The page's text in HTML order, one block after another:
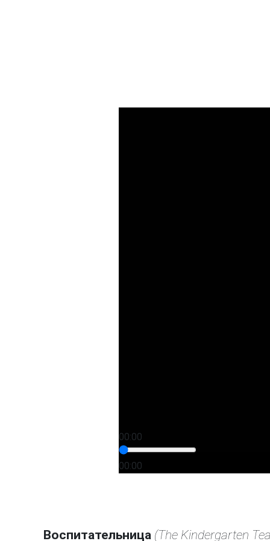
00:00
00:00
Воспитательница (The Kindergarten